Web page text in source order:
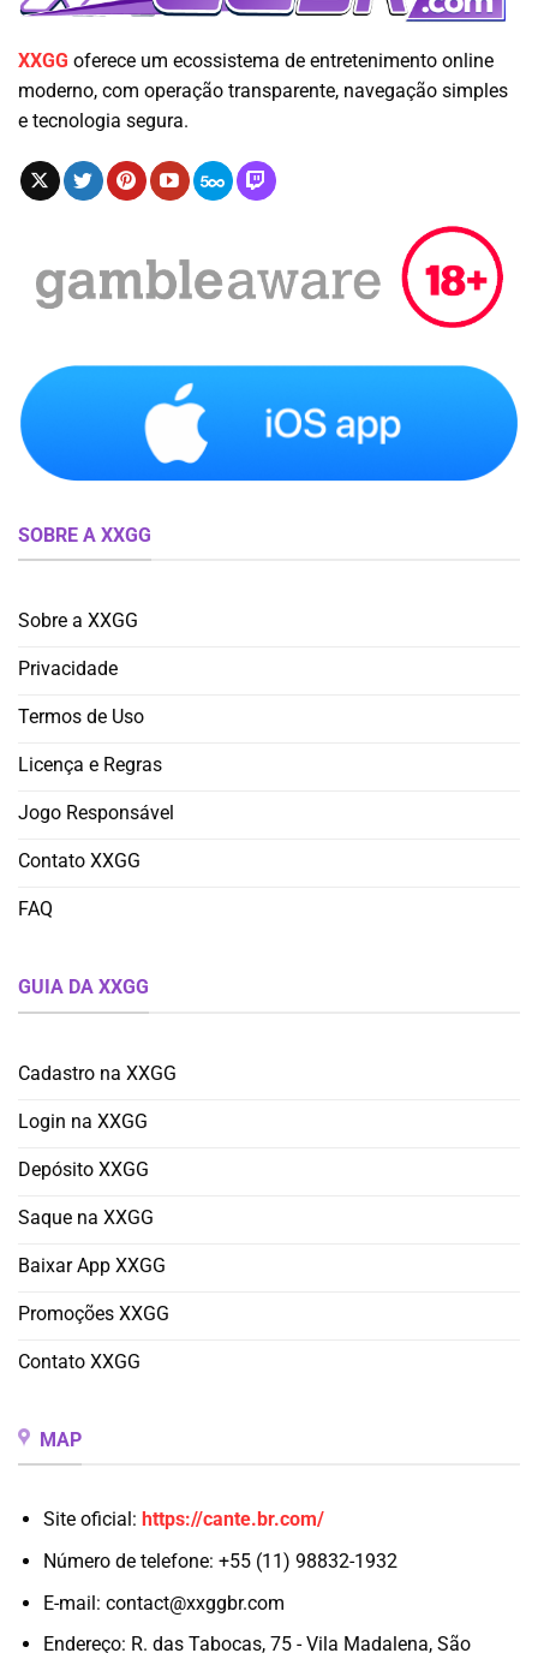
XXGG oferece um ecossistema de entretenimento online
moderno, com operação transparente, navegação simples
e tecnologia segura.
SOBRE A XXGG
Sobre a XXGG
Privacidade
Termos de Uso
Licença e Regras
Jogo Responsável
Contato XXGG
FAQ
GUIA DA XXGG
Cadastro na XXGG
Login na XXGG
Depósito XXGG
Saque na XXGG
Baixar App XXGG
Promoções XXGG
Contato XXGG
MAP
Site oficial: https://cante.br.com/
Número de telefone: +55 (11) 98832-1932
E-mail: contact@xxggbr.com
Endereço: R. das Tabocas, 75 - Vila Madalena, São